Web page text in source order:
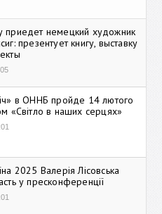
приедет немецкий художник
презентует книгу, выставку
в ОННБ пройде 14 лютого
«Світло в наших серцях»
2025 Валерія Лісовська
у пресконференції